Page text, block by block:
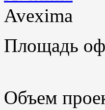
Avexima
Площадь
Объем